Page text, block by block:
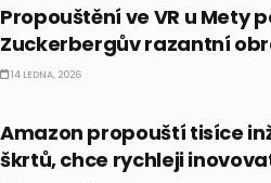
Propouštění ve VR u Mety
Zuckerbergův razantní
14 LEDNA, 2026
Amazon propouští tisíce
škrtů, chce rychleji